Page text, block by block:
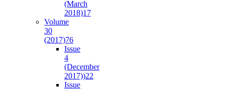
(March
2018)17
Volume
30
(2017)76
Issue
4
(December
2017))22
Issue